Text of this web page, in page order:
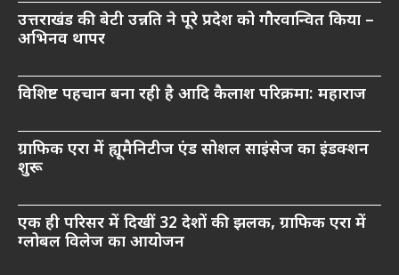
उत्तराखंड की बेटी उन्नति ने पूरे प्रदेश को गौरवान्वित किया –
अभिनव थापर
विशिष्ट पहचान बना रही है आदि कैलाश परिक्रमा: महाराज
ग्राफिक एरा में ह्यूमैनिटीज एंड सोशल साइंसेज का इंडक्शन
शुरू
एक ही परिसर में दिखीं 32 देशों की झलक, ग्राफिक एरा में
ग्लोबल विलेज का आयोजन